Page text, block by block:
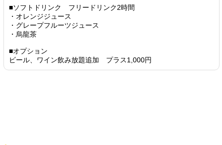
■ソフトドリンク フリードリンク2時間
・オレンジジュース
・グレープフルーツジュース
・烏龍茶
■オプション
ビール、ワイン飲み放題追加 プラス1,000円